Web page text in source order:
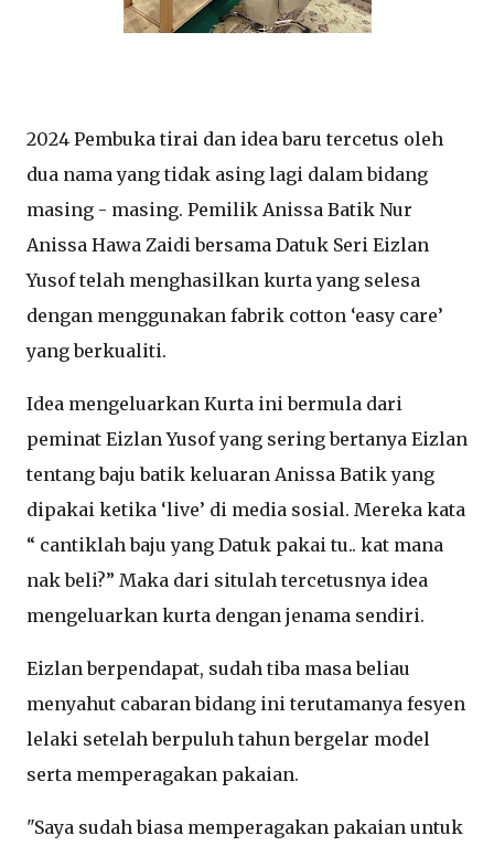
2024 Pembuka tirai dan idea baru tercetus oleh
dua nama yang tidak asing lagi dalam bidang
masing - masing. Pemilik Anissa Batik Nur
Anissa Hawa Zaidi bersama Datuk Seri Eizlan
Yusof telah menghasilkan kurta yang selesa
dengan menggunakan fabrik cotton ‘easy care’
yang berkualiti.
Idea mengeluarkan Kurta ini bermula dari
peminat Eizlan Yusof yang sering bertanya Eizlan
tentang baju batik keluaran Anissa Batik yang
dipakai ketika ‘live’ di media sosial. Mereka kata
“ cantiklah baju yang Datuk pakai tu.. kat mana
nak beli?” Maka dari situlah tercetusnya idea
mengeluarkan kurta dengan jenama sendiri.
Eizlan berpendapat, sudah tiba masa beliau
menyahut cabaran bidang ini terutamanya fesyen
lelaki setelah berpuluh tahun bergelar model
serta memperagakan pakaian.
"Saya sudah biasa memperagakan pakaian untuk